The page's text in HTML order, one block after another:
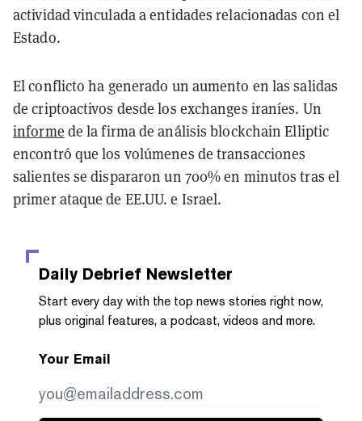
actividad vinculada a entidades relacionadas con el
Estado.
El conflicto ha generado un aumento en las salidas
de criptoactivos desde los exchanges iraníes. Un
informe de la firma de análisis blockchain Elliptic
encontró que los volúmenes de transacciones
salientes se dispararon un 700% en minutos tras el
primer ataque de EE.UU. e Israel.
Daily Debrief Newsletter
Start every day with the top news stories right now,
plus original features, a podcast, videos and more.
Your Email